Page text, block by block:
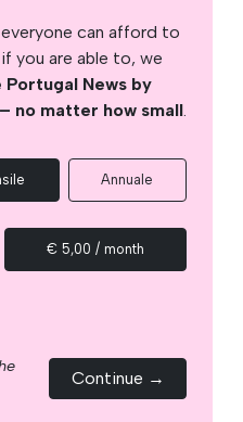
can afford to
you are able to, we
News by
no matter how small.
Annuale
€ 5,00 / month
Continue →